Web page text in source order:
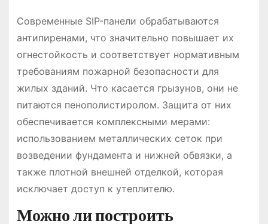
Современные SIP-панели обрабатываются
антипиренами, что значительно повышает их
огнестойкость и соответствует нормативным
требованиям пожарной безопасности для
жилых зданий. Что касается грызунов, они не
питаются пенополистиролом. Защита от них
обеспечивается комплексными мерами:
использованием металлических сеток при
возведении фундамента и нижней обвязки, а
также плотной внешней отделкой, которая
исключает доступ к утеплителю.
Можно ли построить